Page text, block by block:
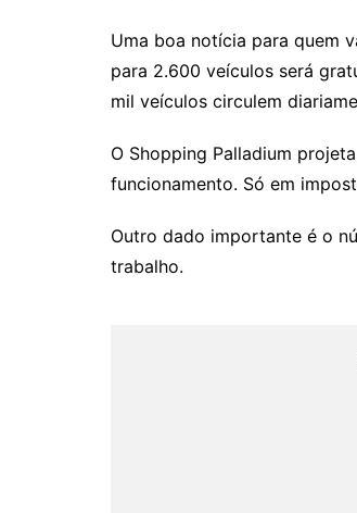
Uma boa notícia para quem
para 2.600 veículos será
mil veículos circulem
O Shopping Palladium
funcionamento. Só em
Outro dado importante é o
trabalho.